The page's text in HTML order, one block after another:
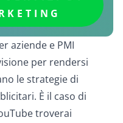
aziende e PMI
per rendersi
le strategie di
È il caso di
troverai